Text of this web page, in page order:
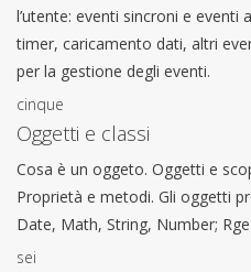
l’utente: eventi sincroni e eventi
timer, caricamento dati, altri
per la gestione degli eventi.
cinque
Oggetti e classi
Cosa è un oggeto. Oggetti e
Proprietà e metodi. Gli oggetti
Date, Math, String, Number;
sei